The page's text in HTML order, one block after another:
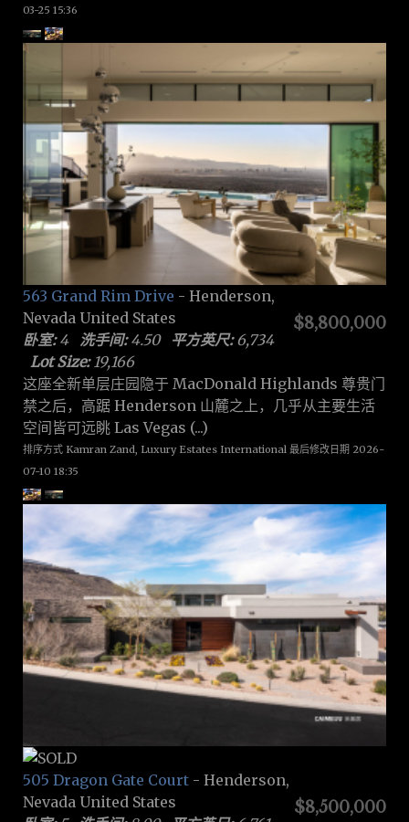
03-25 15:36
$8,800,000
563 Grand Rim Drive - Henderson,
Nevada United States
卧室:4 洗手间:4.50 平方英尺:6,734
Lot Size:19,166
这座全新单层庄园隐于 MacDonald Highlands 尊贵门
禁之后，高踞 Henderson 山麓之上，几乎从主要生活
空间皆可远眺 Las Vegas (...)
排序方式 Kamran Zand, Luxury Estates International 最后修改日期 2026-
07-10 18:35
$8,500,000
505 Dragon Gate Court - Henderson,
Nevada United States